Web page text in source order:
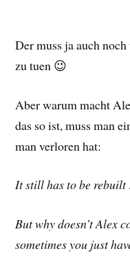
Der muss ja auch
zu tuen 😉
Aber warum macht
das so ist, muss man
man verloren hat:
It still has to be
But why doesn’t Alex
sometimes you just